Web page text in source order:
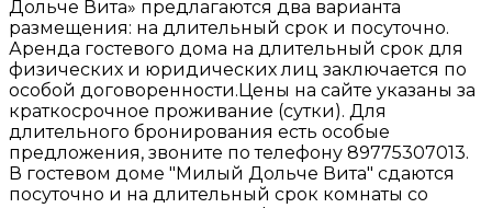
Дольче Вита» предлагаются два варианта
размещения: на длительный срок и посуточно.
Аренда гостевого дома на длительный срок для
физических и юридических лиц заключается по
особой договоренности.Цены на сайте указаны за
краткосрочное проживание (сутки). Для
длительного бронирования есть особые
предложения, звоните по телефону 89775307013.
В гостевом доме "Милый Дольче Вита" сдаются
посуточно и на длительный срок комнаты со